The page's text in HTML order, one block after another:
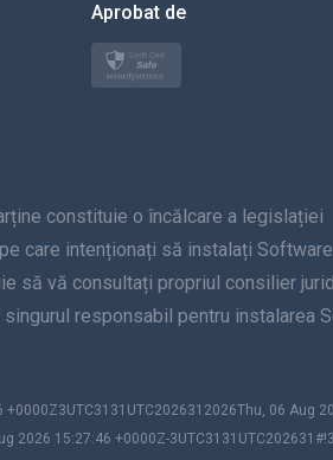
Türkçe
Norsk
Svenska
Dansk
Aprobat de
constituie o încălcare a legislației
care intenționați să instalați
să vă consultați propriul consilier
responsabil pentru instalarea
06 Aug
2026 15:27:46 +0000Z-